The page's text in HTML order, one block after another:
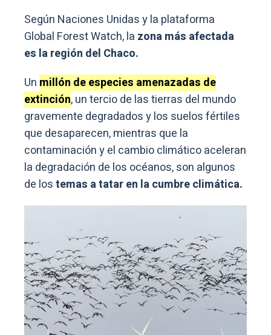
Según Naciones Unidas y la plataforma
Global Forest Watch, la zona más afectada
es la región del Chaco.
Un millón de especies amenazadas de
extinción, un tercio de las tierras del mundo
gravemente degradados y los suelos fértiles
que desaparecen, mientras que la
contaminación y el cambio climático aceleran
la degradación de los océanos, son algunos
de lostemas a tatar en la cumbre climática.